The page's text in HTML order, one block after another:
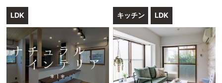
LDK キッチン LDK